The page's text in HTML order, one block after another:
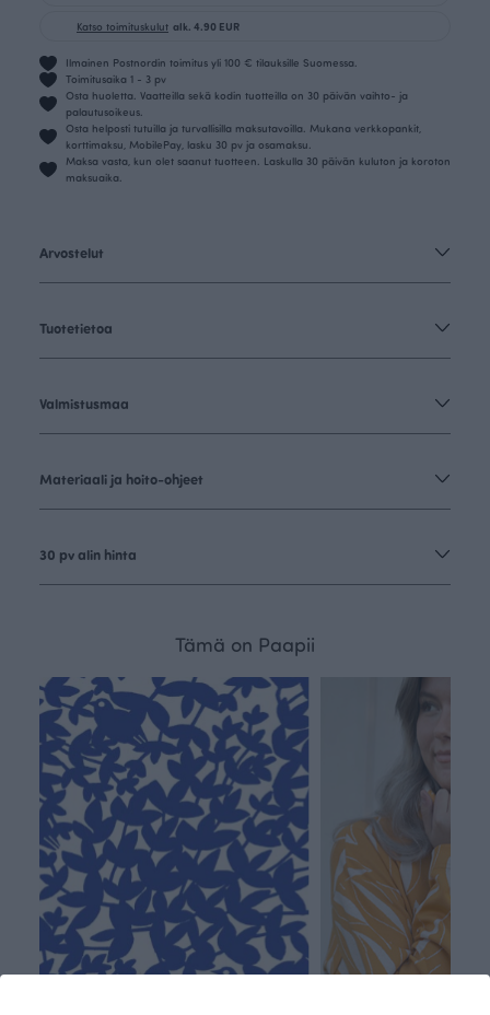
Katso toimituskulut alk. 4.90 EUR
Ilmainen Postnordin toimitus yli 100 € tilauksille Suomessa.
Toimitusaika 1 - 3 pv
Osta huoletta. Vaatteilla sekä kodin tuotteilla on 30 päivän vaihto- ja
palautusoikeus.
Osta helposti tutuilla ja turvallisilla maksutavoilla. Mukana verkkopankit,
korttimaksu, MobilePay, lasku 30 pv ja osamaksu.
Maksa vasta, kun olet saanut tuotteen. Laskulla 30 päivän kuluton ja koroton
maksuaika.
Arvostelut
Tuotetietoa
Valmistusmaa
Materiaali ja hoito-ohjeet
30 pv alin hinta
Tämä on Paapii